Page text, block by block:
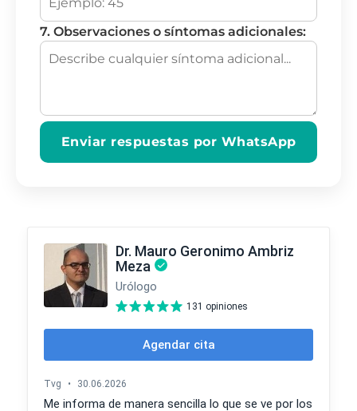
7. Observaciones o síntomas adicionales:
Enviar respuestas por WhatsApp